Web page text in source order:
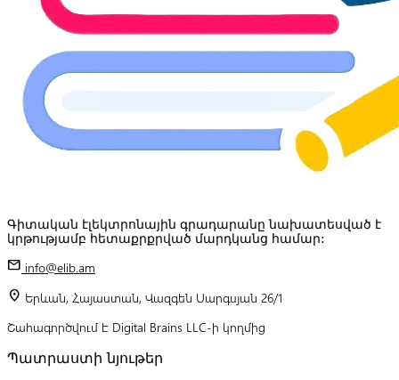
Գիտական էլեկտրոնային գրադարանը նախատեսված է
կրթությամբ հետաքրքրված մարդկանց համար:
mail info@elib.am
location_on Երևան, Հայաստան, Վազգեն Սարգսյան 26/1
Շահագործվում է Digital Brains LLC-ի կողմից
Պատրաստի նյութեր